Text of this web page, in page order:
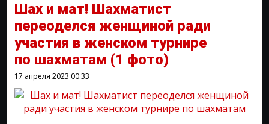
Шах и мат! Шахматист
переоделся женщиной ради
участия в женском турнире
по шахматам (1 фото)
17 апреля 2023 00:33